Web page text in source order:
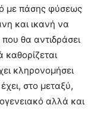
με πάσης φύσεως
και ικανή να
θα αντιδράσει
κληρονομήσει
στο μεταξύ,
αλλά και